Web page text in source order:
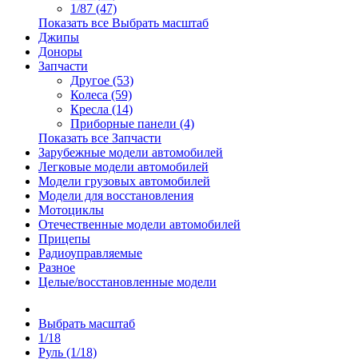
1/87 (47)
Показать все Выбрать масштаб
Джипы
Доноры
Запчасти
Другое (53)
Колеса (59)
Кресла (14)
Приборные панели (4)
Показать все Запчасти
Зарубежные модели автомобилей
Легковые модели автомобилей
Модели грузовых автомобилей
Модели для восстановления
Мотоциклы
Отечественные модели автомобилей
Прицепы
Радиоуправляемые
Разное
Целые/восстановленные модели
Выбрать масштаб
1/18
Руль (1/18)